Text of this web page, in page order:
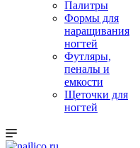
Палитры
Формы для
наращивания
ногтей
Футляры,
пеналы и
емкости
Щеточки для
ногтей